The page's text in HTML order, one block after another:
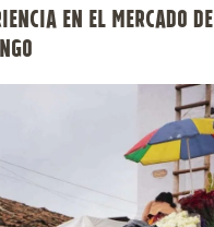
EN EL MERCADO DE